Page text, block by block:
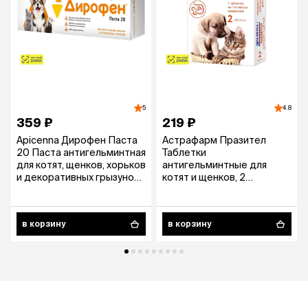
5
359 ₽
Apicenna Дирофен Паста
20 Паста антигельминтная
для котят, щенков, хорьков
и декоративных грызунов,
в корзину
4.8
219 ₽
Астрафарм Празител
Таблетки
антигельминтные для
котят и щенков, 2
в корзину